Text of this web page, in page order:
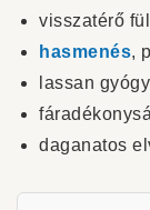
visszatérő
hasmenés,
lassan
daganatos